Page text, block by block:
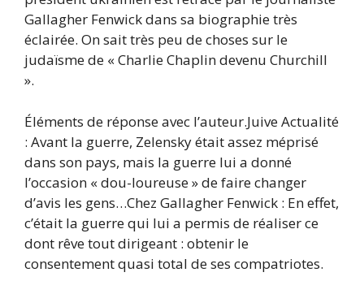
Gallagher Fenwick dans sa biographie très
éclairée. On sait très peu de choses sur le
judaïsme de « Charlie Chaplin devenu Churchill
».
Éléments de réponse avec l’auteur.Juive Actualité
: Avant la guerre, Zelensky était assez méprisé
dans son pays, mais la guerre lui a donné
l’occasion « dou-loureuse » de faire changer
d’avis les gens…Chez Gallagher Fenwick : En effet,
c’était la guerre qui lui a permis de réaliser ce
dont rêve tout dirigeant : obtenir le
consentement quasi total de ses compatriotes.